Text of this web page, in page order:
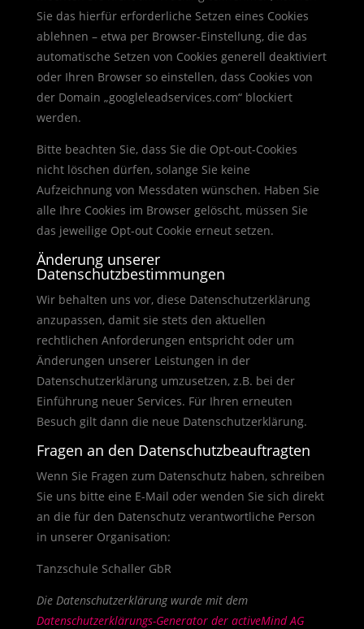
Sie das hierfür erforderliche Setzen eines Cookies
ablehnen – etwa per Browser-Einstellung, die das
automatische Setzen von Cookies generell deaktiviert
oder Ihren Browser so einstellen, dass Cookies von
der Domain „googleleadservices.com“ blockiert
werden.
Bitte beachten Sie, dass Sie die Opt-out-Cookies
nicht löschen dürfen, solange Sie keine
Aufzeichnung von Messdaten wünschen. Haben Sie
alle Ihre Cookies im Browser gelöscht, müssen Sie
das jeweilige Opt-out Cookie erneut setzen.
Änderung unserer
Datenschutzbestimmungen
Wir behalten uns vor, diese Datenschutzerklärung
anzupassen, damit sie stets den aktuellen
rechtlichen Anforderungen entspricht oder um
Änderungen unserer Leistungen in der
Datenschutzerklärung umzusetzen, z.B. bei der
Einführung neuer Services. Für Ihren erneuten
Besuch gilt dann die neue Datenschutzerklärung.
Fragen an den Datenschutzbeauftragten
Wenn Sie Fragen zum Datenschutz haben, schreiben
Sie uns bitte eine E-Mail oder wenden Sie sich direkt
an die für den Datenschutz verantwortliche Person
in unserer Organisation:
Tanzschule Schaller GbR
Die Datenschutzerklärung wurde mit dem
Datenschutzerklärungs-Generator der activeMind AG